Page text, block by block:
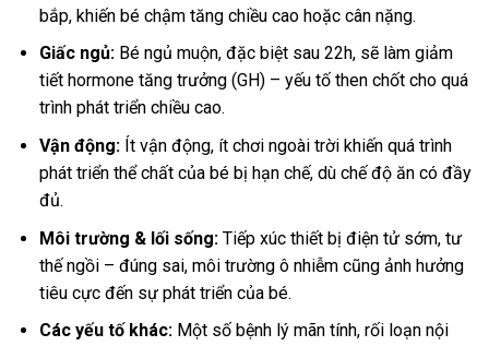
bắp, khiến bé chậm tăng chiều cao hoặc cân nặng.
Giấc ngủ:Bé ngủ muộn, đặc biệt sau 22h, sẽ làm giảm
tiết hormone tăng trưởng (GH) – yếu tố then chốt cho quá
trình phát triển chiều cao.
Vận động:Ít vận động, ít chơi ngoài trời khiến quá trình
phát triển thể chất của bé bị hạn chế, dù chế độ ăn có đầy
đủ.
Môi trường & lối sống:Tiếp xúc thiết bị điện tử sớm, tư
thế ngồi – đúng sai, môi trường ô nhiễm cũng ảnh hưởng
tiêu cực đến sự phát triển của bé.
Các yếu tố khác:Một số bệnh lý mãn tính, rối loạn nội